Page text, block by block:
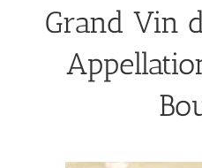
Grand Vin